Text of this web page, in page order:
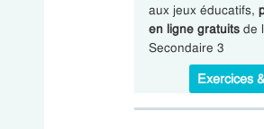
aux jeux éducatifs,
en ligne gratuitsde
Secondaire 3
Exercices